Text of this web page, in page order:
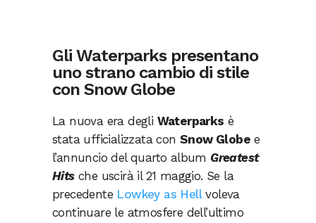
Gli Waterparks presentano
uno strano cambio di stile
con Snow Globe
La nuova era degli Waterparks è
stata ufficializzata con Snow Globe e
l’annuncio del quarto album Greatest
Hits che uscirà il 21 maggio. Se la
precedente Lowkey as Hellvoleva
continuare le atmosfere dell’ultimo